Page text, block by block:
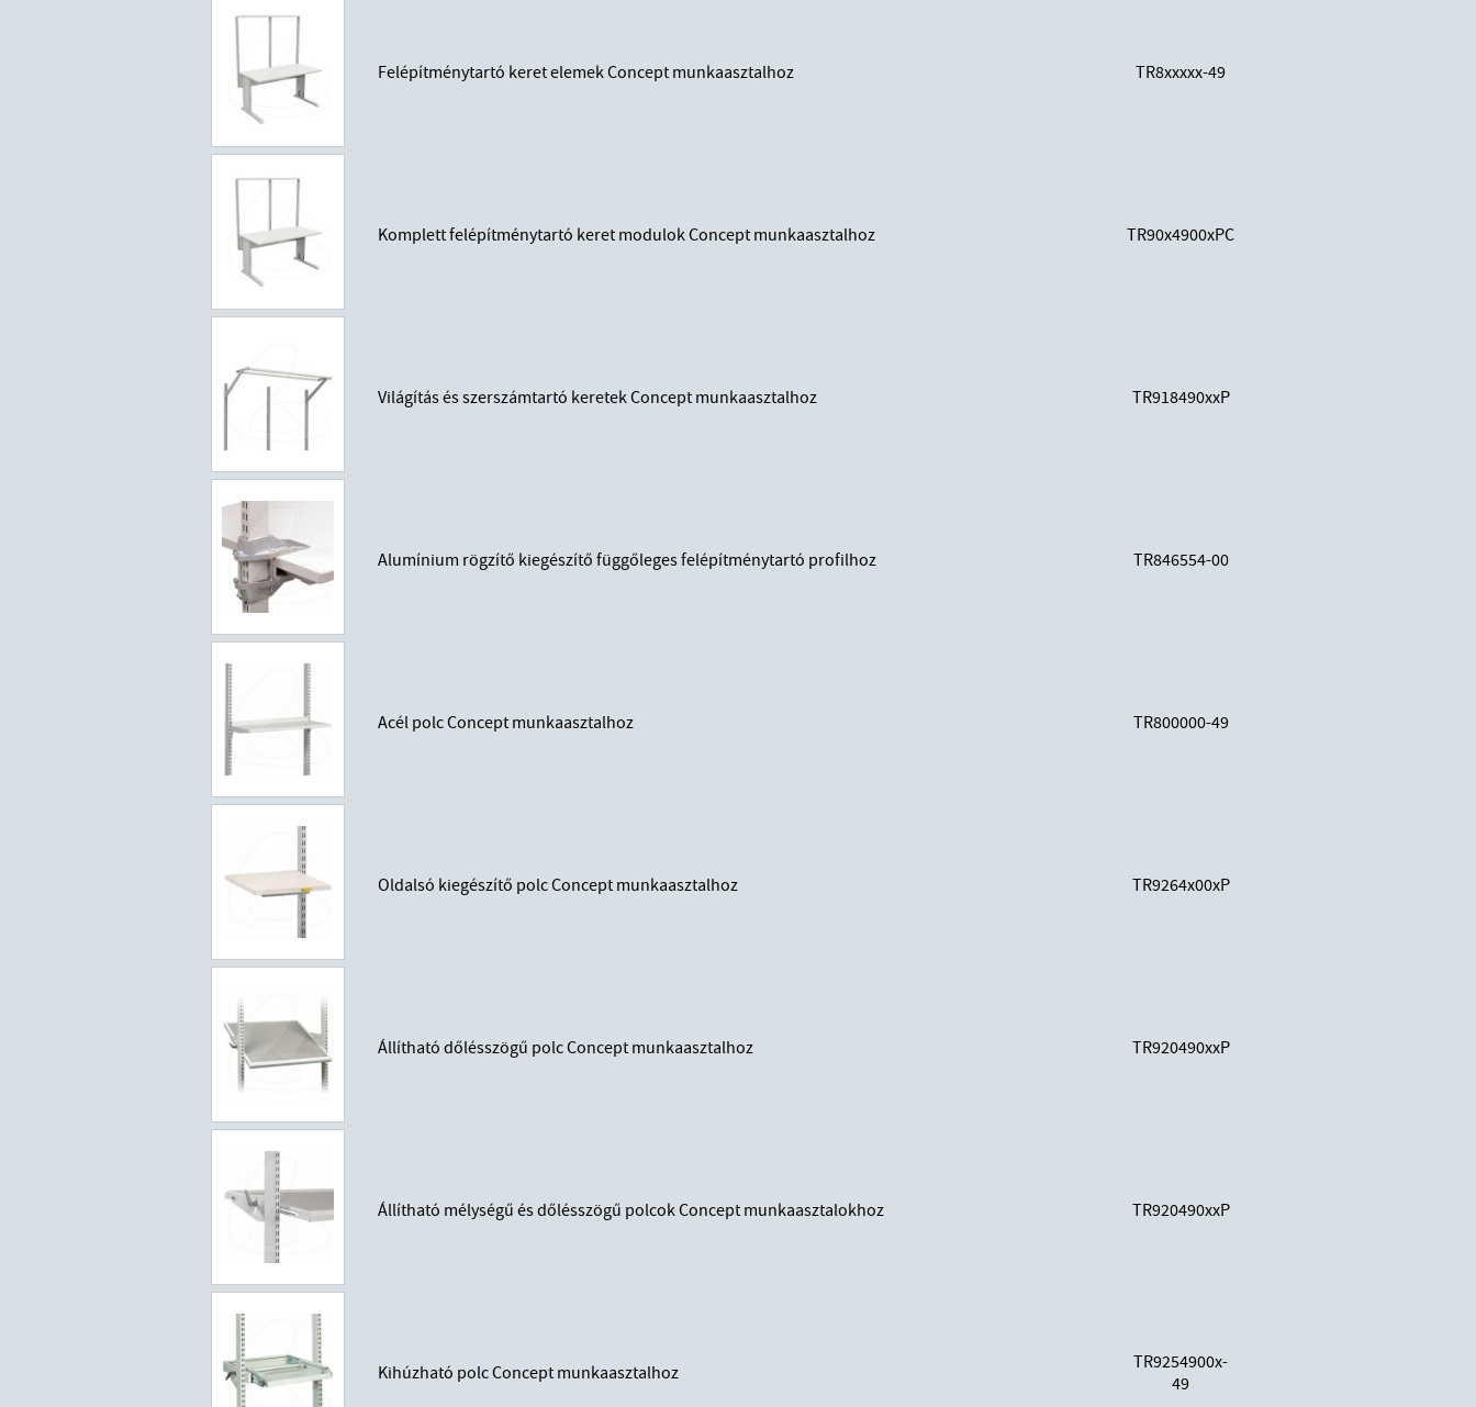
Felépítménytartó keret elemek Concept munkaasztalhoz TR8xxxxx-49
Komplett felépítménytartó keret modulok Concept munkaasztalhoz TR90x4900xPC
Világítás és szerszámtartó keretek Concept munkaasztalhoz TR918490xxP
Alumínium rögzítő kiegészítő függőleges felépítménytartó profilhoz TR846554-00
Acél polc Concept munkaasztalhoz TR800000-49
Oldalsó kiegészítő polc Concept munkaasztalhoz TR9264x00xP
Állítható dőlésszögű polc Concept munkaasztalhoz TR920490xxP
Állítható mélységű és dőlésszögű polcok Concept munkaasztalokhoz TR920490xxP
Kihúzható polc Concept munkaasztalhoz
TR9254900x-
49